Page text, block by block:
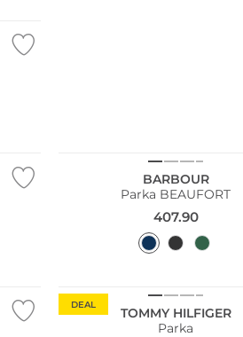
BARBOUR
Parka BEAUFORT
407.90
DEAL
TOMMY HILFIGER
Parka